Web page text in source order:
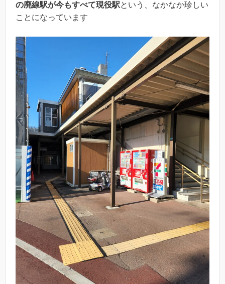
の廃線駅が今もすべて現役駅という、なかなか珍しい
ことになっています